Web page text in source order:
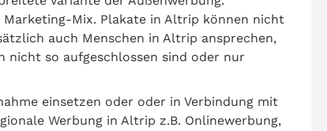
Mix. Plakate in Altrip können nicht
auch Menschen in Altrip ansprechen,
nicht so aufgeschlossen sind oder nur
einsetzen oder oder in Verbindung mit
Werbung in Altrip z.B. Onlinewerbung,